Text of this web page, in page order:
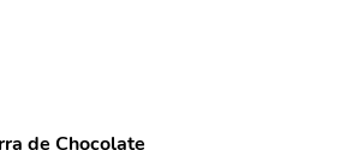
de Chocolate